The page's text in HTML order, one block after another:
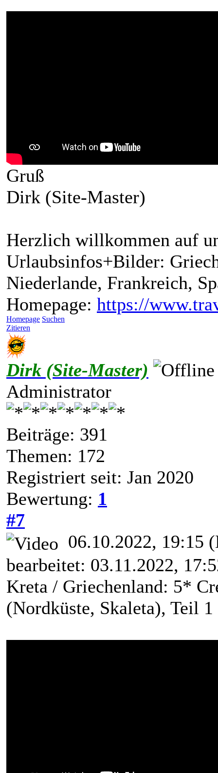
Gruß
Dirk (Site-Master)
Herzlich willkommen auf
Urlaubsinfos+Bilder:
Niederlande, Frankreich,
Homepage: https://
Homepage Suchen
Zitieren
Dirk (Site-Master)
Administrator
Beiträge: 391
Themen: 172
Registriert seit: Jan 2020
Bewertung: 1
#7
06.10.2022, 19:15
bearbeitet: 03.11.2022,
Kreta / Griechenland: 5*
(Nordküste, Skaleta), Teil 1